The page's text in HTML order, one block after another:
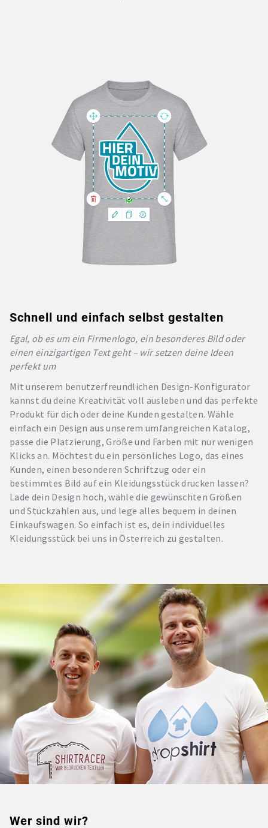
Schnell und einfach selbst gestalten
Egal, ob es um ein Firmenlogo, ein besonderes Bild oder
einen einzigartigen Text geht – wir setzen deine Ideen
perfekt um
Mit unserem benutzerfreundlichen Design-Konfigurator
kannst du deine Kreativität voll ausleben und das perfekte
Produkt für dich oder deine Kunden gestalten. Wähle
einfach ein Design aus unserem umfangreichen Katalog,
passe die Platzierung, Größe und Farben mit nur wenigen
Klicks an. Möchtest du ein persönliches Logo, das eines
Kunden, einen besonderen Schriftzug oder ein
bestimmtes Bild auf ein Kleidungsstück drucken lassen?
Lade dein Design hoch, wähle die gewünschten Größen
und Stückzahlen aus, und lege alles bequem in deinen
Einkaufswagen. So einfach ist es, dein individuelles
Kleidungsstück bei uns in Österreich zu gestalten.
Wer sind wir?